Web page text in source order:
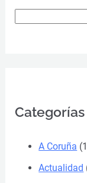
Categorías
A Coruña
Actualidad